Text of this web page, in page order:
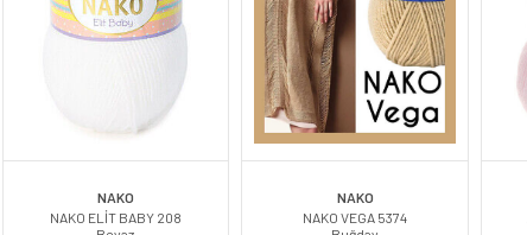
NAKO
NAKO ELİT BABY 208
NAKO
NAKO VEGA 5374